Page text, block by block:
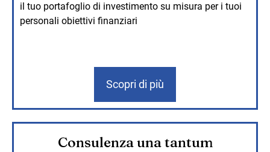
il tuo portafoglio di investimento su misura per i tuoi
personali obiettivi finanziari
Scopri di più
Consulenza una tantum